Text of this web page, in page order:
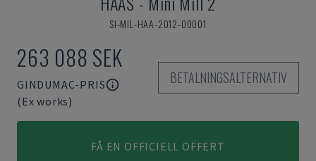
SI-MIL-HAA-2012-00001
263 088 SEK
GINDUMAC-PRIS
(Ex works)
BETALNINGSALTERNATIV
FÅ EN OFFICIELL OFFERT